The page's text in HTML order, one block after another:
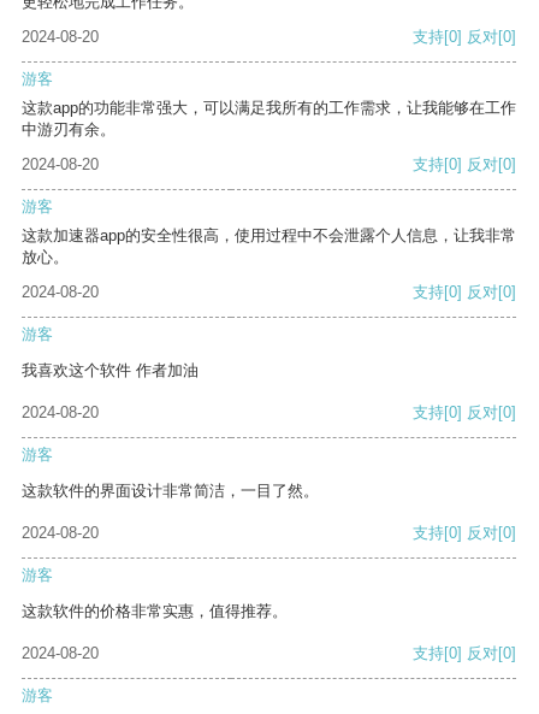
2024-08-20
支持[0] 反对[0]
游客
这款app的功能非常强大，可以满足我所有的工作需求，让我能够在工作
中游刃有余。
2024-08-20
支持[0] 反对[0]
游客
这款加速器app的安全性很高，使用过程中不会泄露个人信息，让我非常
放心。
2024-08-20
支持[0] 反对[0]
游客
我喜欢这个软件 作者加油
2024-08-20 支持[0] 反对[0]
游客
这款软件的界面设计非常简洁，一目了然。
2024-08-20 支持[0] 反对[0]
游客
这款软件的价格非常实惠，值得推荐。
2024-08-20 支持[0] 反对[0]
游客